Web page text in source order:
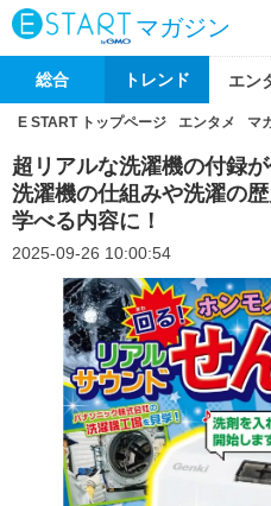
マガジン
総合 トレンド エン
E START トップページ エンタメ マ
超リアルな洗濯機の付録
洗濯機の仕組みや洗濯の
学べる内容に！
2025-09-26 10:00:54